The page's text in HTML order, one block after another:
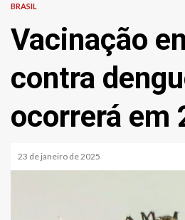
BRASIL
Vacinação
contra
ocorrerá em
23 de janeiro de 2025